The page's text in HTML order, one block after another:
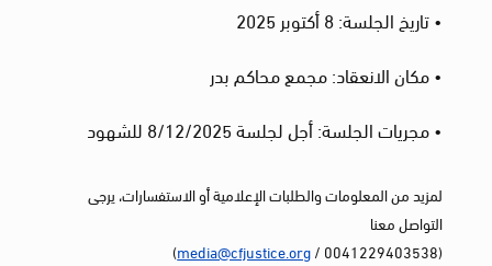
• تاريخ الجلسة: 8 أكتوبر 2025
• مكان الانعقاد: مجمع محاكم بدر
• مجريات الجلسة: أجل لجلسة 8/12/2025 للشهود
لمزيد من المعلومات والطلبات الإعلامية أو الاستفسارات، يرجى
التواصل معنا
(0041229403538 /
media@cfjustice.org
)